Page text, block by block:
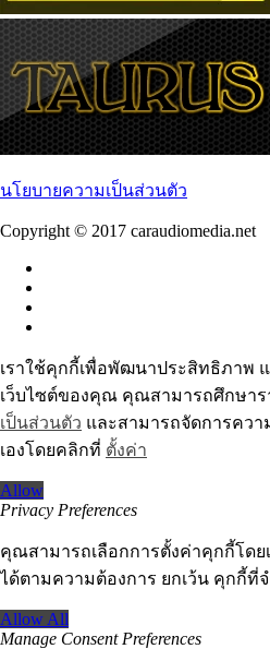
นโยบายความเป็นส่วนตัว
Copyright © 2017 caraudiomedia.net
เราใช้คุกกี้เพื่อพัฒนาประสิทธิภาพ
เว็บไซต์ของคุณ คุณสามารถศึกษาร
เป็นส่วนตัว และสามารถจัดการคว
เองโดยคลิกที่ ตั้งค่า
Allow
Privacy Preferences
คุณสามารถเลือกการตั้งค่าคุกกี้โดย
ได้ตามความต้องการ ยกเว้น คุกกี้ที่จ
Allow All
Manage Consent Preferences